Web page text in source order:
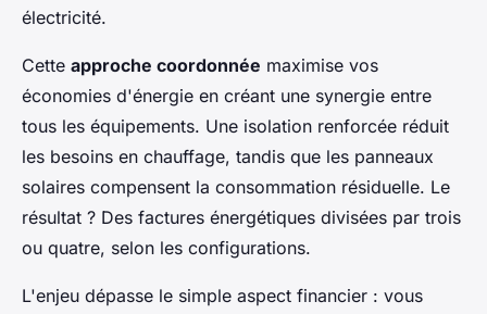
électricité.
Cette approche coordonnée maximise vos
économies d'énergie en créant une synergie entre
tous les équipements. Une isolation renforcée réduit
les besoins en chauffage, tandis que les panneaux
solaires compensent la consommation résiduelle. Le
résultat ? Des factures énergétiques divisées par trois
ou quatre, selon les configurations.
L'enjeu dépasse le simple aspect financier : vous